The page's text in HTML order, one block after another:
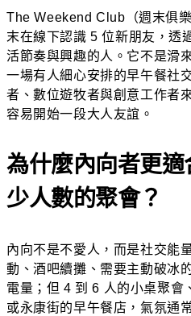
The Weekend Club（週末俱
末在線下認識 5 位新朋友，透
活節奏與興趣的人。它不是滑
一場有人細心安排的早午餐社
者、數位遊牧者與創意工作者
容易開始一段大人友誼。
為什麼內向者更適
少人數的聚會？
內向不是不愛人，而是社交能
動、酒吧續攤、需要主動破冰
電量；但 4 到 6 人的小桌聚會
或永康街的早午餐店，氣氛通